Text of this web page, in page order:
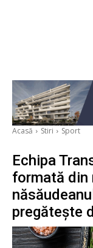
Acasă Stiri Sport
Echipa
formată din
pregătește